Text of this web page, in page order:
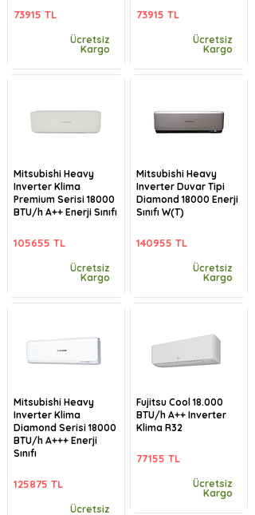
73915 TL
Ücretsiz
Kargo
Mitsubishi Heavy
Inverter Klima
Premium Serisi 18000
BTU/h A++ Enerji Sınıfı
105655 TL
Ücretsiz
Kargo
Mitsubishi Heavy
Inverter Klima
Diamond Serisi 18000
BTU/h A+++ Enerji
Sınıfı
125875 TL
Ücretsiz
73915 TL
Ücretsiz
Kargo
Mitsubishi Heavy
Inverter Duvar Tipi
Diamond 18000 Enerji
Sınıfı W(T)
140955 TL
Ücretsiz
Kargo
Fujitsu Cool 18.000
BTU/h A++ Inverter
Klima R32
77155 TL
Ücretsiz
Kargo